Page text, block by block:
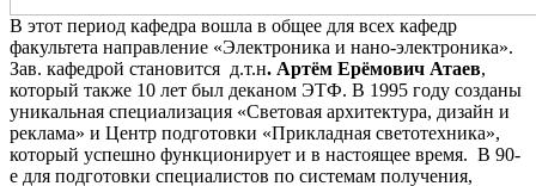
В этот период кафедра вошла в общее для всех кафедр
факультета направление «Электроника и нано-электроника».
Зав. кафедрой становится д.т.н. Артём Ерёмович Атаев,
который также 10 лет был деканом ЭТФ. В 1995 году созданы
уникальная специализация «Световая архитектура, дизайн и
реклама» и Центр подготовки «Прикладная светотехника»,
который успешно функционирует и в настоящее время. В 90-
е для подготовки специалистов по системам получения,